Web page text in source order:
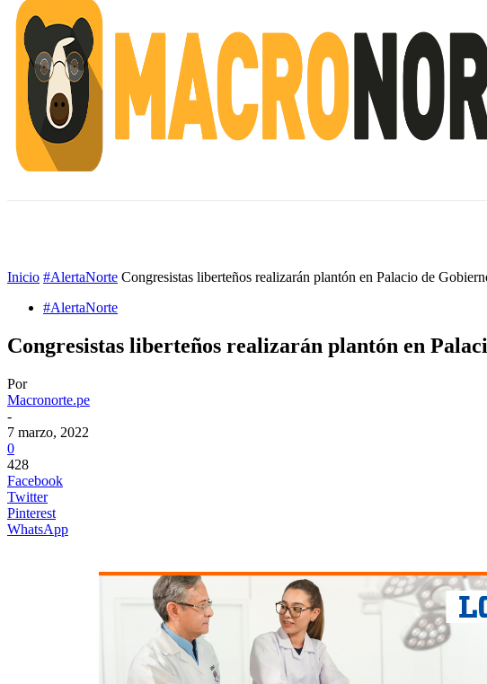
Inicio #AlertaNorte Congresistas liberteños realizarán plantón en Palacio de
#AlertaNorte
Congresistas liberteños realizarán plantón en
Por
Macronorte.pe
-
7 marzo, 2022
0
428
Facebook
Twitter
Pinterest
WhatsApp